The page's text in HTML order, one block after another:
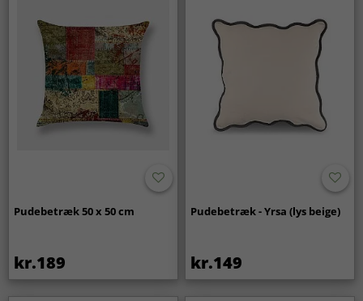
Pudebetræk 50 x 50 cm
kr.189
Pudebetræk - Yrsa (lys beige)
kr.149